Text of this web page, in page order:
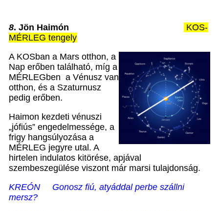
8. Jön Haimón
KOS-
MÉRLEG tengely
A KOSban a Mars otthon, a
Nap erőben található, míg a
MÉRLEGben a Vénusz van
otthon, és a Szaturnusz
pedig erőben.
Haimon kezdeti vénuszi
„jófiús” engedelmessége, a
frigy hangsúlyozása a
MÉRLEG jegyre utal. A
hirtelen indulatos kitörése, apjával
szembeszegülése viszont már marsi tulajdonság.
KREÓN
Gonosz fiú, atyáddal perbe szállni
mersz?